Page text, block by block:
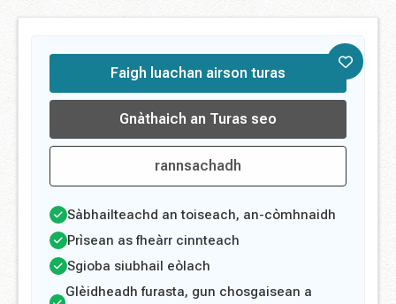
Faigh luachan airson turas
Gnàthaich an Turas seo
rannsachadh
Sàbhailteachd an toiseach, an-còmhnaidh
Prìsean as fheàrr cinnteach
Sgioba siubhail eòlach
Glèidheadh ​​furasta, gun chosgaisean a